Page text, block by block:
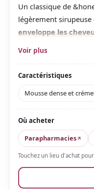
Un classique de
légèrement
enveloppe les
Les avis japonais
et persistant. Idéal
Le parfum est miel
souvenir prisé, et un
Voir plus
Caractéristiques
Mousse dense et
Où acheter
Parapharmacies
Touchez un lieu d'achat